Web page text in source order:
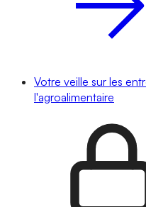
Votre veille sur les
l'agroalimentaire